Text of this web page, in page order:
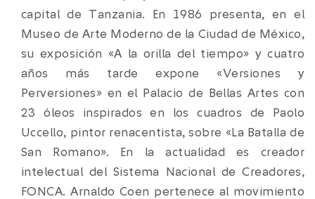
capital de Tanzania. En 1986 presenta, en el
Museo de Arte Moderno de la Ciudad de México,
su exposición «A la orilla del tiempo» y cuatro
años más tarde expone «Versiones y
Perversiones» en el Palacio de Bellas Artes con
23 óleos inspirados en los cuadros de Paolo
Uccello, pintor renacentista, sobre «La Batalla de
San Romano». En la actualidad es creador
intelectual del Sistema Nacional de Creadores,
FONCA. Arnaldo Coen pertenece al movimiento